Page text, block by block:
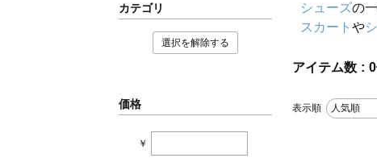
カテゴリ
選択を解除する
価格
￥
シューズの
スカート や
アイテム数 0
表示順 人気順